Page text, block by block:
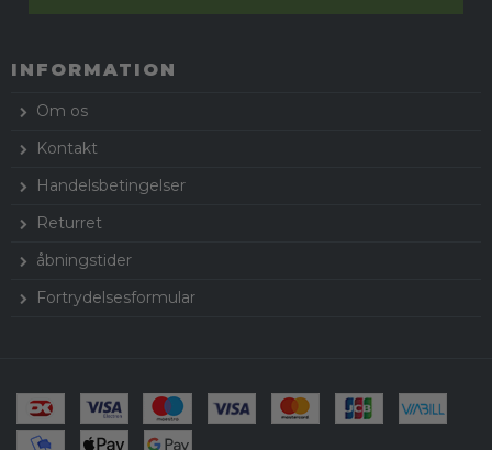
INFORMATION
Om os
Kontakt
Handelsbetingelser
Returret
åbningstider
Fortrydelsesformular